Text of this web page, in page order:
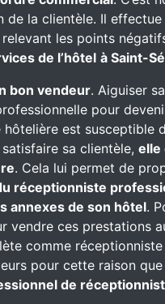
de la clientèle. Il
relevant les points
de l’hôtel à Saint-
bon vendeur. Aiguiser
pour
est susceptible
sa clientèle, elle
. Cela lui permet de
réceptionniste
annexes de son hôtel.
vendre ces prestations
comme
pour cette raison que
de